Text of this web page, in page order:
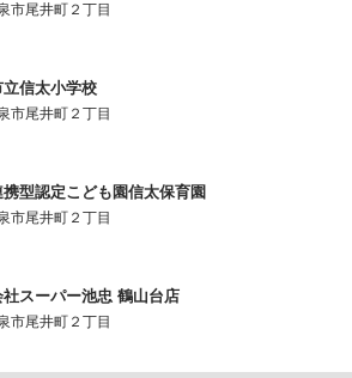
市尾井町２丁目
立信太小学校
市尾井町２丁目
型認定こども園信太保育園
市尾井町２丁目
社スーパー池忠 鶴山台店
市尾井町２丁目